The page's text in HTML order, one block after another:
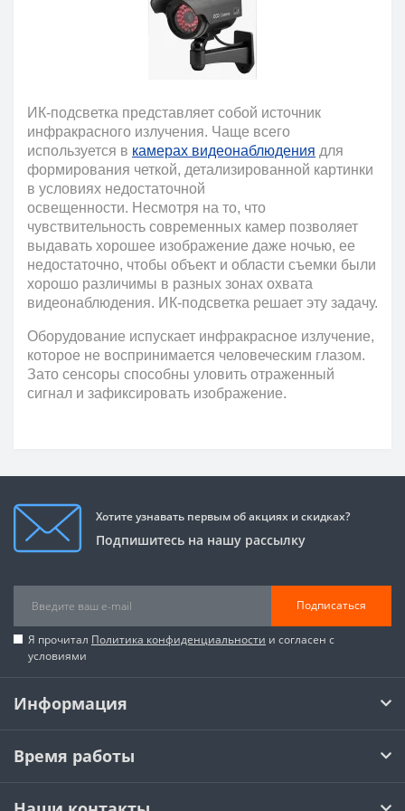
ИК-подсветка представляет собой источник
инфракрасного излучения. Чаще всего
используется в камерах видеонаблюдения для
формирования четкой, детализированной картинки
в условиях недостаточной
освещенности. Несмотря на то, что
чувствительность современных камер позволяет
выдавать хорошее изображение даже ночью, ее
недостаточно, чтобы объект и области съемки были
хорошо различимы в разных зонах охвата
видеонаблюдения. ИК-подсветка решает эту задачу.
Оборудование испускает инфракрасное излучение,
которое не воспринимается человеческим глазом.
Зато сенсоры способны уловить отраженный
сигнал и зафиксировать изображение.
Хотите узнавать первым об акциях и скидках?
Подпишитесь на нашу рассылку
Подписаться
Я прочитал Политика конфиденциальности и согласен с
условиями
Информация
Время работы